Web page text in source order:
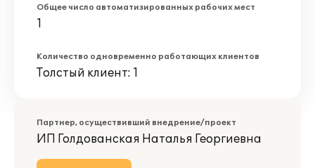
Общее число автоматизированных рабочих мест
1
Количество одновременно работающих клиентов
Толстый клиент: 1
Партнер, осуществивший внедрение/проект
ИП Голдованская Наталья Георгиевна